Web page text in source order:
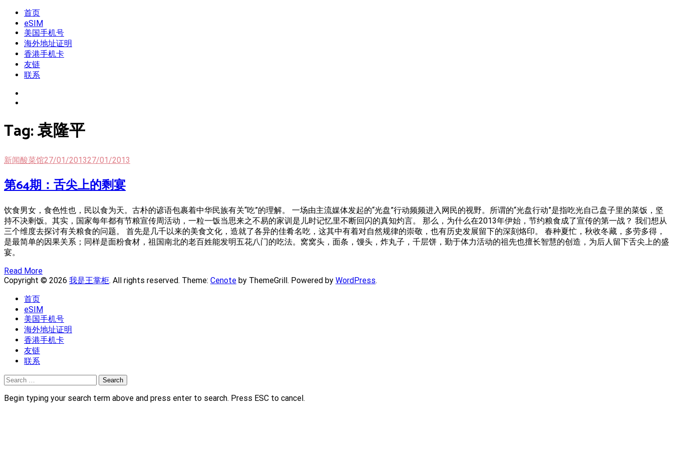
Skip
content
我是王掌柜
新闻酸菜馆|极客电台|自媒体联盟
首页
eSIM
美国手机号
海外地址证明
香港手机卡
友链
联系
Tag:袁隆平
新闻酸菜馆27/01/201327/01/2013
第64期：舌尖上的剩宴
饮食男女，食色性也，民以食为天。古朴的谚语包裹着中华民族有关“吃”的理解。 一场由主流媒体发起的“光盘”行动频频进入网民的视野。所谓的“光盘行动”是指吃光自己盘子里的菜饭，坚
持不决剩饭。其实，国家每年都有节粮宣传周活动，一粒一饭当思来之不易的家训是儿时记忆里不断回闪的真知灼言。 那么，为什么在2013年伊始，节约粮食成了宣传的第一战？ 我们想从
三个维度去探讨有关粮食的问题。 首先是几千以来的美食文化，造就了各异的佳肴名吃，这其中有着对自然规律的崇敬，也有历史发展留下的深刻烙印。 春种夏忙，秋收冬藏，多劳多得，
是最简单的因果关系；同样是面粉食材，祖国南北的老百姓能发明五花八门的吃法。窝窝头，面条，馒头，炸丸子，千层饼，勤于体力活动的祖先也擅长智慧的创造，为后人留下舌尖上的盛
宴。
Read More
Copyright © 2026 我是王掌柜. All rights reserved. Theme: Cenote by ThemeGrill. Powered by WordPress.
首页
eSIM
美国手机号
海外地址证明
香港手机卡
友链
联系
Search
for:
Begin typing your search term above and press enter to search. Press ESC to cancel.